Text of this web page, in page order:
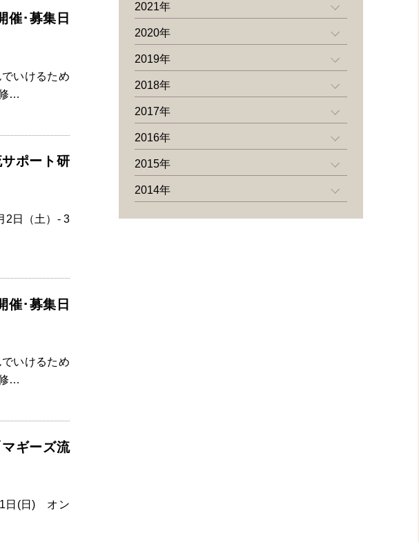
催･募集日
いけるため
…
ポート研
2日（土）- 3
催･募集日
いけるため
…
ギーズ流
日(日) オン
2021年
2020年
2019年
2018年
2017年
2016年
2015年
2014年